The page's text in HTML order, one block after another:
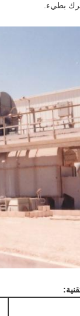
بطيء.